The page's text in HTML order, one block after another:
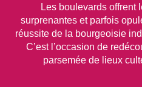
Les boulevards offrent
surprenantes et parfois
réussite de la bourgeoisie
C’est l’occasion de
parsemée de lieux